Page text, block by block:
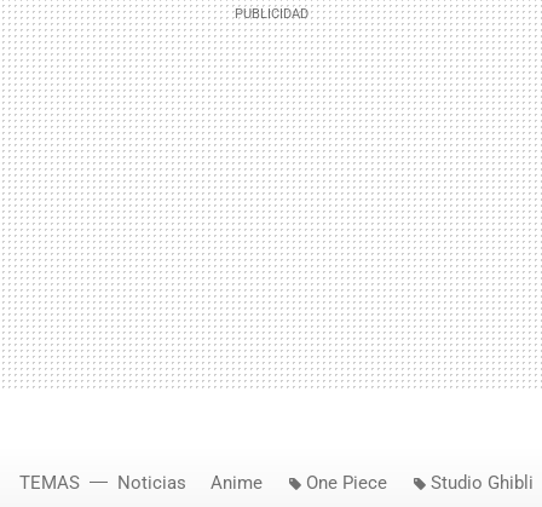
TEMAS Noticias Anime One Piece Studio Ghibli